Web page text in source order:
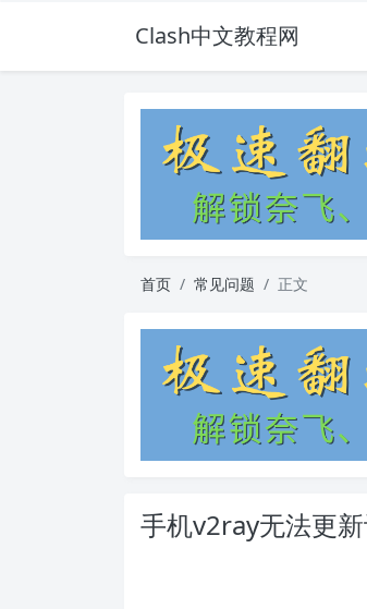
Clash中文教程网
首页 常见问题 正文
手机v2ray无法更